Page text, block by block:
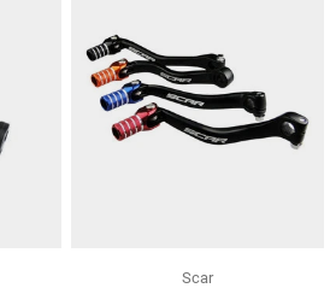
Scar